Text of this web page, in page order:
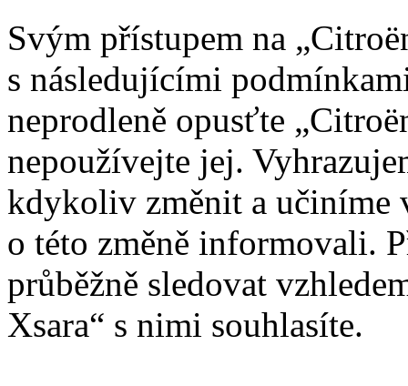
Svým přístupem na
s následujícími
neprodleně opusťte
nepoužívejte jej.
kdykoliv změnit a učiníme
o této změně informovali.
průběžně sledovat
Xsara“ s nimi souhlasíte.